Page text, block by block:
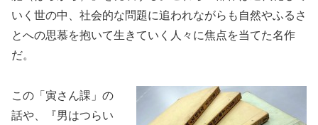
いく世の中、社会的な問題に追われながらも自然やふるさ
とへの思慕を抱いて生きていく人々に焦点を当てた名作
だ。
この「寅さん課」の
話や、『男はつらい